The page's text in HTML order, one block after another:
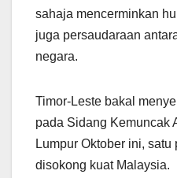
sahaja mencerminkan
juga persaudaraan
negara.
Timor-Leste bakal
pada Sidang Kemuncak
Lumpur Oktober ini,
disokong kuat Malaysia.